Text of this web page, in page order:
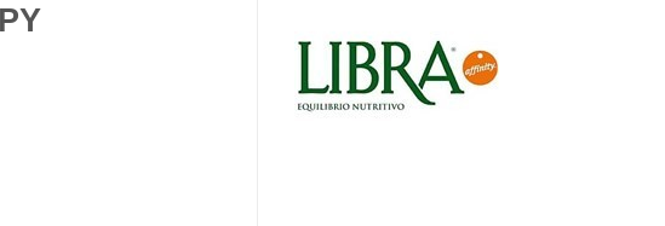
BORREGO 3 KG